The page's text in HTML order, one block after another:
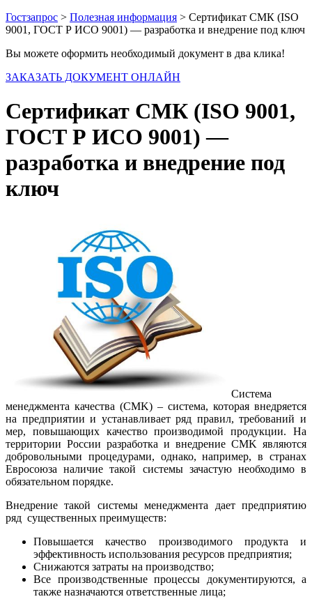
Гостзапрос > Полезная информация > Сертификат СМК (ISO
9001, ГОСТ Р ИСО 9001) — разработка и внедрение под ключ
Вы можете оформить необходимый документ в два клика!
ЗАКАЗАТЬ ДОКУМЕНТ ОНЛАЙН
Сертификат СМК (ISO 9001,
ГОСТ Р ИСО 9001) —
разработка и внедрение под
ключ
Система
менеджмента качества (CMK) – система, которая внедряется
на предприятии и устанавливает ряд правил, требований и
мер, повышающих качество производимой продукции. На
территории России разработка и внедрение CMK являются
добровольными процедурами, однако, например, в странах
Евросоюза наличие такой системы зачастую необходимо в
обязательном порядке.
Внедрение такой системы менеджмента дает предприятию
ряд существенных преимуществ:
Повышается качество производимого продукта и
эффективность использования ресурсов предприятия;
Снижаются затраты на производство;
Все производственные процессы документируются, а
также назначаются ответственные лица;